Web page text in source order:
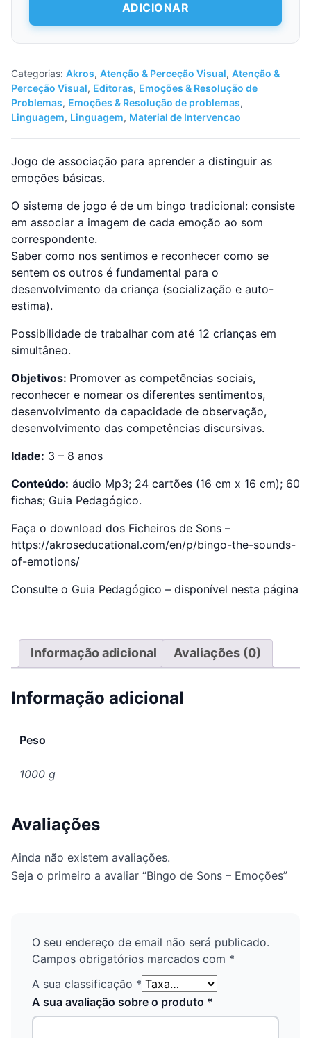
Sons
ADICIONAR
Categorias: Akros, Atenção & Perceção Visual, Atenção &
Perceção Visual, Editoras, Emoções & Resolução de
Problemas, Emoções & Resolução de problemas,
Linguagem, Linguagem, Material de Intervencao
Jogo de associação para aprender a distinguir as
emoções básicas.
O sistema de jogo é de um bingo tradicional: consiste
em associar a imagem de cada emoção ao som
correspondente.
Saber como nos sentimos e reconhecer como se
sentem os outros é fundamental para o
desenvolvimento da criança (socialização e auto-
estima).
Possibilidade de trabalhar com até 12 crianças em
simultâneo.
Objetivos: Promover as competências sociais,
reconhecer e nomear os diferentes sentimentos,
desenvolvimento da capacidade de observação,
desenvolvimento das competências discursivas.
Idade: 3 – 8 anos
Conteúdo: áudio Mp3; 24 cartões (16 cm x 16 cm); 60
fichas; Guia Pedagógico.
Faça o download dos Ficheiros de Sons –
https://akroseducational.com/en/p/bingo-the-sounds-
of-emotions/
Consulte o Guia Pedagógico – disponível nesta página
Informação adicional Avaliações (0)
Informação adicional
Peso
1000 g
Avaliações
Ainda não existem avaliações.
Seja o primeiro a avaliar “Bingo de Sons – Emoções”
O seu endereço de email não será publicado.
Campos obrigatórios marcados com *
A sua classificação *
A sua avaliação sobre o produto *